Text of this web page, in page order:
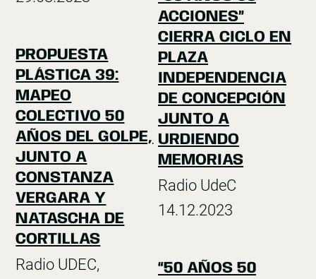
PROPUESTA
PLÁSTICA 39:
MAPEO
COLECTIVO 50
AÑOS DEL GOLPE,
JUNTO A
CONSTANZA
VERGARA Y
NATASCHA DE
CORTILLAS
Radio UDEC,
ACCIONES”
CIERRA CICLO EN
PLAZA
INDEPENDENCIA
DE CONCEPCIÓN
JUNTO A
URDIENDO
MEMORIAS
Radio UdeC
14.12.2023
“50 AÑOS 50